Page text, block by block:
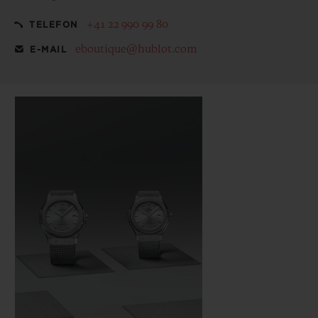
TELEFON +41 22 990 99 80
E-MAIL eboutique@hublot.com